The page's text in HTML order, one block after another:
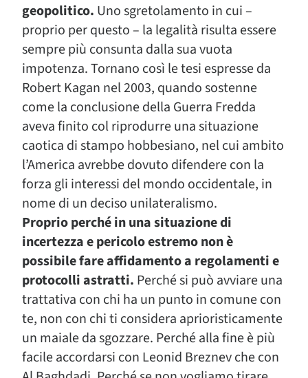
geopolitico. Uno sgretolamento in cui –
proprio per questo – la legalità risulta essere
sempre più consunta dalla sua vuota
impotenza. Tornano così le tesi espresse da
Robert Kagan nel 2003, quando sostenne
come la conclusione della Guerra Fredda
aveva finito col riprodurre una situazione
caotica di stampo hobbesiano, nel cui ambito
l’America avrebbe dovuto difendere con la
forza gli interessi del mondo occidentale, in
nome di un deciso unilateralismo.
Proprio perché in una situazione di
incertezza e pericolo estremo non è
possibile fare affidamento a regolamenti e
protocolli astratti. Perché si può avviare una
trattativa con chi ha un punto in comune con
te, non con chi ti considera aprioristicamente
un maiale da sgozzare. Perché alla fine è più
facile accordarsi con Leonid Breznev che con